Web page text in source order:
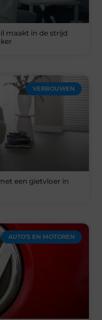
maakt in de strijd
VERBOUWEN
een gietvloer in
AUTO’S EN MOTOREN